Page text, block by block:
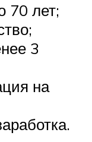
70 лет;
3
на